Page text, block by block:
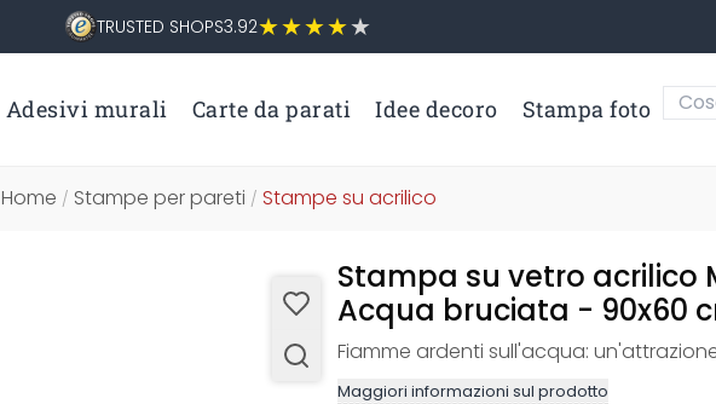
TRUSTED SHOPS3.92
Adesivi murali Carte da parati Idee decoro Stampa foto
Home / Stampe per pareti / Stampe su acrilico
Stampa su vetro acrilico
Acqua bruciata - 90x60
Fiamme ardenti sull'acqua:
Maggiori informazioni sul prodotto